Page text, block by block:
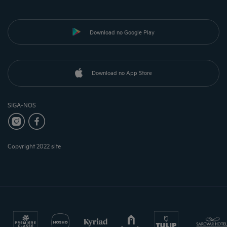
Download no Google Play
Download no App Store
SIGA-NOS
Copyright 2022 site